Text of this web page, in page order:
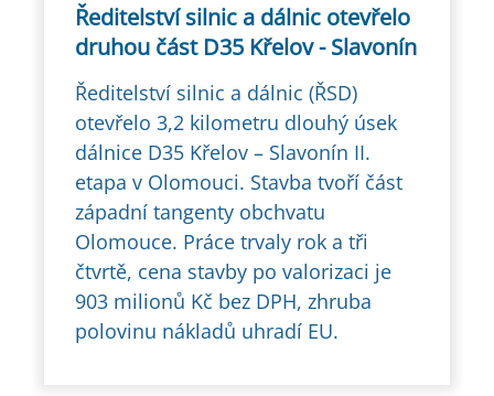
Ředitelství silnic a dálnic otevřelo
druhou část D35 Křelov - Slavonín
Ředitelství silnic a dálnic (ŘSD)
otevřelo 3,2 kilometru dlouhý úsek
dálnice D35 Křelov – Slavonín II.
etapa v Olomouci. Stavba tvoří část
západní tangenty obchvatu
Olomouce. Práce trvaly rok a tři
čtvrtě, cena stavby po valorizaci je
903 milionů Kč bez DPH, zhruba
polovinu nákladů uhradí EU.